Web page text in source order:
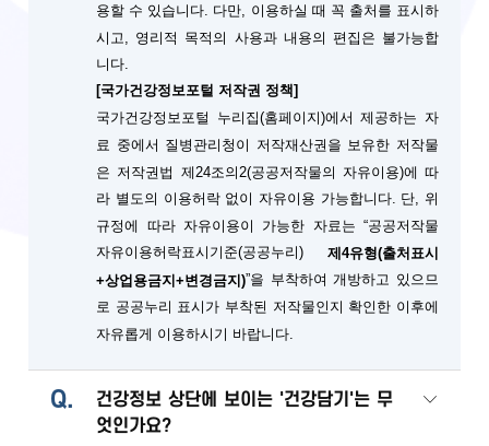
용할 수 있습니다. 다만, 이용하실 때 꼭 출처를 표시하
시고, 영리적 목적의 사용과 내용의 편집은 불가능합
니다.
[국가건강정보포털 저작권 정책]
국가건강정보포털 누리집(홈페이지)에서 제공하는 자
료 중에서 질병관리청이 저작재산권을 보유한 저작물
은 저작권법 제24조의2(공공저작물의 자유이용)에 따
라 별도의 이용허락 없이 자유이용 가능합니다. 단, 위
규정에 따라 자유이용이 가능한 자료는 “공공저작물
자유이용허락표시기준(공공누리) 제4유형(출처표시
+상업용금지+변경금지)”을 부착하여 개방하고 있으므
로 공공누리 표시가 부착된 저작물인지 확인한 이후에
자유롭게 이용하시기 바랍니다.
Q.
건강정보 상단에 보이는 '건강담기'는 무
엇인가요?